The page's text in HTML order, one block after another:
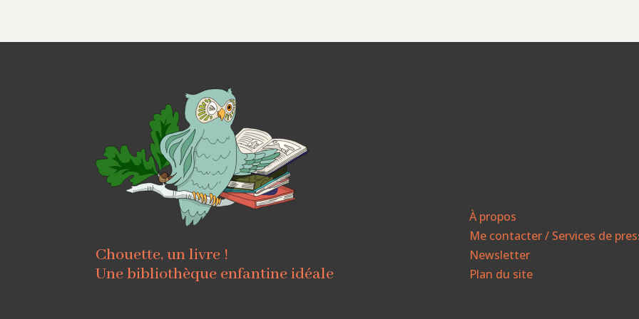
Chouette, un livre !
Une bibliothèque enfantine idéale
À propos
Me contacter / Services de
Newsletter
Plan du site